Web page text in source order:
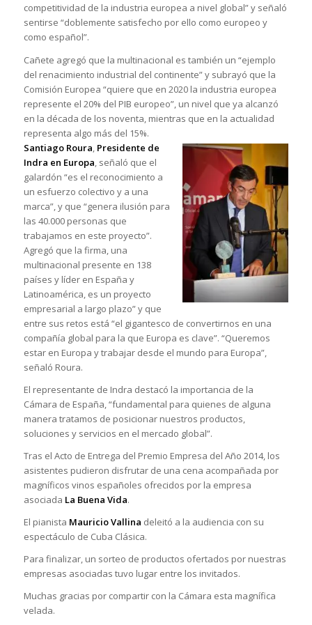
competitividad de la industria europea a nivel global” y señaló
sentirse “doblemente satisfecho por ello como europeo y
como español”.
Cañete agregó que la multinacional es también un “ejemplo
del renacimiento industrial del continente” y subrayó que la
Comisión Europea “quiere que en 2020 la industria europea
represente el 20% del PIB europeo”, un nivel que ya alcanzó
en la década de los noventa, mientras que en la actualidad
representa algo más del 15%.
Santiago Roura Presidente de
Indra en Europa , señaló que el
galardón “es el reconocimiento a
un esfuerzo colectivo y a una
marca”, y que “genera ilusión para
las 40.000 personas que
trabajamos en este proyecto”.
Agregó que la firma, una
multinacional presente en 138
países y líder en España y
Latinoamérica, es un proyecto
empresarial a largo plazo” y que
entre sus retos está “el gigantesco de convertirnos en una
compañía global para la que Europa es clave”. “Queremos
estar en Europa y trabajar desde el mundo para Europa”,
señaló Roura.
El representante de Indra destacó la importancia de la
Cámara de España, “fundamental para quienes de alguna
manera tratamos de posicionar nuestros productos,
soluciones y servicios en el mercado global”.
Tras el Acto de Entrega del Premio Empresa del Año 2014, los
asistentes pudieron disfrutar de una cena acompañada por
magníficos vinos españoles ofrecidos por la empresa
asociada La Buena Vida.
El pianista Mauricio Vallina deleitó a la audiencia con su
espectáculo de Cuba Clásica.
Para finalizar, un sorteo de productos ofertados por nuestras
empresas asociadas tuvo lugar entre los invitados.
Muchas gracias por compartir con la Cámara esta magnífica
velada.